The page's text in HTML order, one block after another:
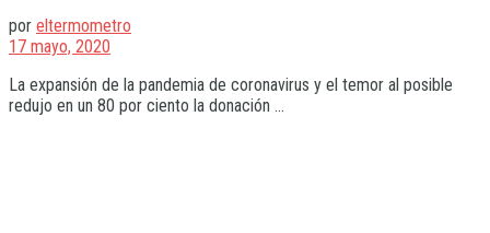
por eltermometro
17 mayo, 2020
La expansión de la pandemia de coronavirus y el temor al posible
redujo en un 80 por ciento la donación ...